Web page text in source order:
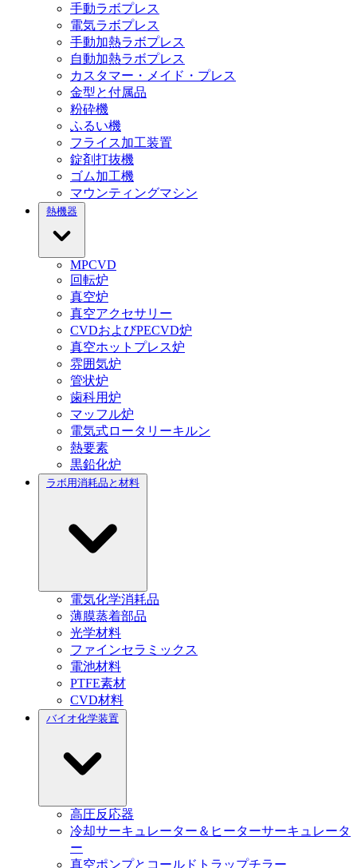
手動ラボプレス
電気ラボプレス
手動加熱ラボプレス
自動加熱ラボプレス
カスタマー・メイド・プレス
金型と付属品
粉砕機
ふるい機
フライス加工装置
錠剤打抜機
ゴム加工機
マウンティングマシン
熱機器
MPCVD
回転炉
真空炉
真空アクセサリー
CVDおよびPECVD炉
真空ホットプレス炉
雰囲気炉
管状炉
歯科用炉
マッフル炉
電気式ロータリーキルン
熱要素
黒鉛化炉
ラボ用消耗品と材料
電気化学消耗品
薄膜蒸着部品
光学材料
ファインセラミックス
電池材料
PTFE素材
CVD材料
バイオ化学装置
高圧反応器
冷却サーキュレーター＆ヒーターサーキュレータ
ー
真空ポンプとコールドトラップチラー